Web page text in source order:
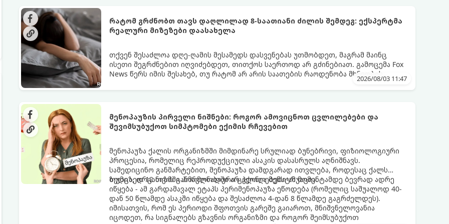
რატომ გრძნობთ თავს დაღლილად 8-საათიანი ძილის შემდეგ: ექსპერტმა
რეალური მიზეზები დაასახელა
თქვენ შესაძლოა დღე-ღამის მესამედს დასვენებას უთმობდეთ, მაგრამ მაინც
ისეთი შეგრძნებით იღვიძებდეთ, თითქოს საერთოდ არ გძინებიათ. გამოცემა Fox
News წერს იმის შესახებ, თუ რატომ არ არის საათების რაოდენობა მხნეობის2026/08/03 11:47
მენოპაუზის პირველი ნიშნები: როგორ ამოვიცნოთ ცვლილებები და
შევიმსუბუქოთ სიმპტომები ექიმის რჩევებით
მენოპაუზა ქალის ორგანიზმში მიმდინარე სრულიად ბუნებრივი, ფიზიოლოგიური
პროცესია, რომელიც რეპროდუქციული ასაკის დასასრულს აღნიშნავს.
სამედიცინო განმარტებით, მენოპაუზა დამდგარად ითვლება, როდესაც ქალს
ზედიზედ 12 თვის განმავლობაში არ ჰქონია მენსტრუაცია.
თუმცა, ორგანიზმში ჰორმონალური ცვლილებები ამ მომენტამდე ბევრად ადრე
იწყება - ამ გარდამავალ ეტაპს პერიმენოპაუზა ეწოდება (რომელიც საშუალოდ 40-
დან 50 წლამდე ასაკში იწყება და შესაძლოა 4-დან 8 წლამდე გაგრძელდეს).
იმისათვის, რომ ეს პერიოდი შფოთვის გარეშე გაიაროთ, მნიშვნელოვანია
იცოდეთ, რა სიგნალებს გზავნის ორგანიზმი და როგორ შეიმსუბუქოთ